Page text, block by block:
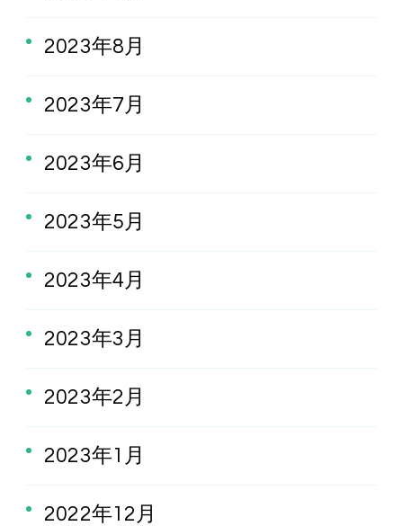
2023年8月
2023年7月
2023年6月
2023年5月
2023年4月
2023年3月
2023年2月
2023年1月
2022年12月